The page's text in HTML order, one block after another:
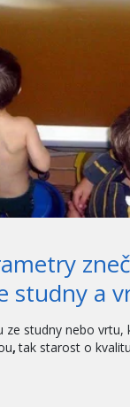
studny a
ze studny nebo
, tak starost o